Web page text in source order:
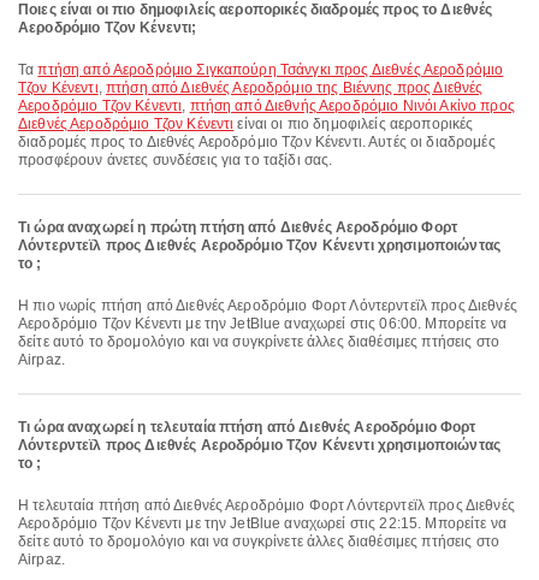
Ποιες είναι οι πιο δημοφιλείς αεροπορικές διαδρομές προς το Διεθνές
Αεροδρόμιο Τζον Κένεντι;
Ταπτήση από Αεροδρόμιο Σιγκαπούρη Τσάνγκι προς Διεθνές Αεροδρόμιο
Τζον Κένεντι, πτήση από Διεθνές Αεροδρόμιο της Βιέννης προς Διεθνές
Αεροδρόμιο Τζον Κένεντι, πτήση από Διεθνής Αεροδρόμιο Νινόι Ακίνο προς
Διεθνές Αεροδρόμιο Τζον Κένεντι είναι οι πιο δημοφιλείς αεροπορικές
διαδρομές προς το Διεθνές Αεροδρόμιο Τζον Κένεντι. Αυτές οι διαδρομές
προσφέρουν άνετες συνδέσεις για το ταξίδι σας.
Τι ώρα αναχωρεί η πρώτη πτήση από Διεθνές Αεροδρόμιο Φορτ
Λόντερντεϊλ προς Διεθνές Αεροδρόμιο Τζον Κένεντι χρησιμοποιώντας
το ;
Η πιο νωρίς πτήση από Διεθνές Αεροδρόμιο Φορτ Λόντερντεϊλ προς Διεθνές
Αεροδρόμιο Τζον Κένεντι με την JetBlue αναχωρεί στις 06:00. Μπορείτε να
δείτε αυτό το δρομολόγιο και να συγκρίνετε άλλες διαθέσιμες πτήσεις στο
Airpaz.
Τι ώρα αναχωρεί η τελευταία πτήση από Διεθνές Αεροδρόμιο Φορτ
Λόντερντεϊλ προς Διεθνές Αεροδρόμιο Τζον Κένεντι χρησιμοποιώντας
το ;
Η τελευταία πτήση από Διεθνές Αεροδρόμιο Φορτ Λόντερντεϊλ προς Διεθνές
Αεροδρόμιο Τζον Κένεντι με την JetBlue αναχωρεί στις 22:15. Μπορείτε να
δείτε αυτό το δρομολόγιο και να συγκρίνετε άλλες διαθέσιμες πτήσεις στο
Airpaz.